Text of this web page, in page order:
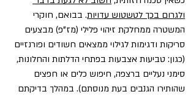
ולגרום בכך לטשטוש עדויות. בבואם, חוקרי
המשטרה ממחלקת זיהוי פלילי (מז"פ) מבצעים
סריקות ודגימות לגילוי ממצאים חשודים ופורנזיים
(כגון: טביעות אצבעות בפתחי הדלתות והחלונות,
סימני נעליים ברצפה, חיפוש כלים או חפצים
שהותירו הגנבים בעת מנוסתם). במהלך בדיקתם